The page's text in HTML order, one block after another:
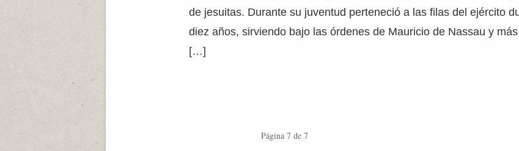
de jesuitas. Durante su juventud perteneció a las filas del ejército
diez años, sirviendo bajo las órdenes de Mauricio de Nassau y
[…]
Página 7 de 7